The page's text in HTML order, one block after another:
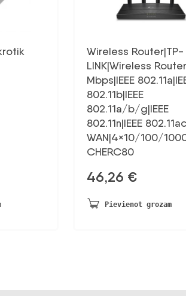
Wireless Router|TP-
LINK|Wireless
Mbps|IEEE
802.11b|IEEE
802.11a/b/g|IEEE
802.11n|IEEE
WAN|4×10/100/
CHERC80
46,26 €
Pievienot grozam